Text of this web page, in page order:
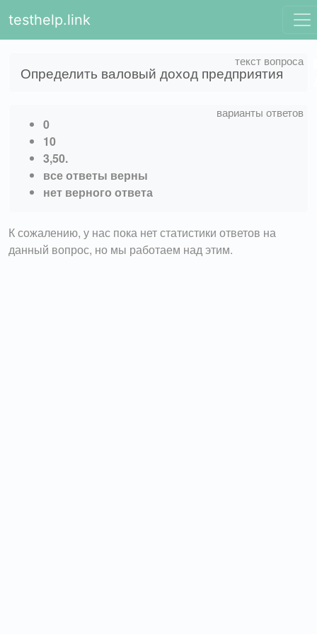
testhelp.link
Определить валовый доход предприятия
0
10
3,50.
все ответы верны
нет верного ответа
К сожалению, у нас пока нет статистики ответов на
данный вопрос, но мы работаем над этим.